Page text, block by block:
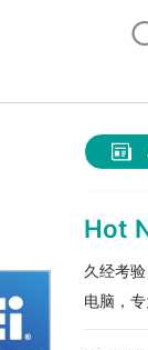
Hot
久经考
电脑，